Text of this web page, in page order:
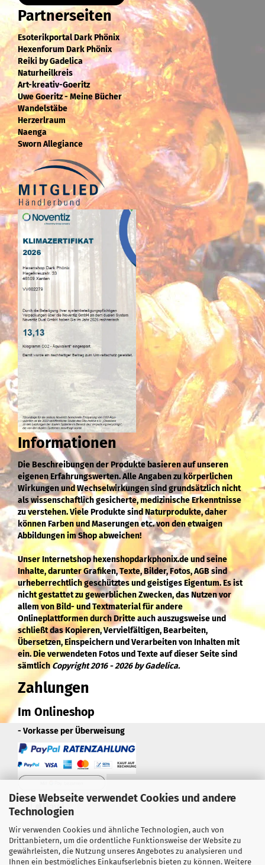
Diese Webseite verwendet Cookies und andere
Technologien
Wir verwenden Cookies und ähnliche Technologien, auch von
Drittanbietern, um die ordentliche Funktionsweise der Website zu
gewährleisten, die Nutzung unseres Angebotes zu analysieren und
Ihnen ein bestmögliches Einkaufserlebnis bieten zu können. Weitere
Partnerseiten
Esoterikportal Dark Phönix
Hexenforum Dark Phönix
Reiki by Gadelica
Naturheilkreis
Art-kreativ-Goeritz
Uwe Goeritz - Meine Bücher
Wandelstäbe
Herzerlraum
Naenga
Sworn Allegiance
Informationen
Die Beschreibungen der Produkte basieren auf unseren
eigenen Erfahrungswerten. Alle Angaben zu körperlichen
Wirkungen und Wechselwirkungen sind grundsätzlich nicht
als wissenschaftlich gesicherte, medizinische Erkenntnisse
zu verstehen. Viele Produkte sind Naturprodukte, daher
können Farben und Maserungen etc. von den etwaigen
Abbildungen im Shop abweichen!
Unser Internetshop hexenshopdarkphonix.de und seine
Inhalte, darunter Grafiken, Texte, Bilder, Fotos, AGB sind
urheberrechtlich geschütztes und geistiges Eigentum. Es ist
nicht gestattet zu gewerblichen Zwecken, das Nutzen vor
allem von Bild- und Textmaterial für andere
Onlineplattformen durch Dritte auch auszugsweise und
schließt das Kopieren, Vervielfältigen, Bearbeiten,
Übersetzen, Einspeichern und Verarbeiten von Inhalten mit
ein. Die verwendeten Fotos und Texte auf dieser Seite sind
sämtlichCopyright 2016 - 2026 by Gadelica.
Zahlungen
Im Onlineshop
- Vorkasse per Überweisung
Bezahlungsoption im Showroom